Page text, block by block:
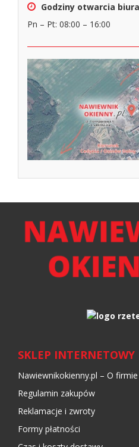
Godziny otwarcia biura
Pn – Pt: 08:00 – 16:00
SKLEP INTERNETOWY
Nawiewnikokienny.pl – O firmie
Regulamin zakupów
Reklamacje i zwroty
Formy płatności